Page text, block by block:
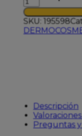
EFFACLAR
DUO
GEL
PURIF
SKU: 195598
Descripción
Preguntas